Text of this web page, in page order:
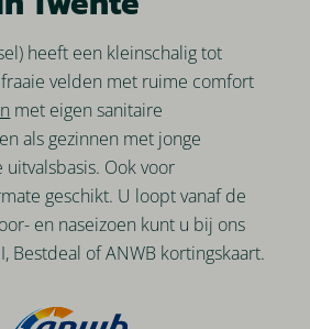
heeft een kleinschalig tot
velden met ruime comfort
met eigen sanitaire
als gezinnen met jonge
Ook voor
geschikt. U loopt vanaf de
en naseizoen kunt u bij ons
Bestdeal of ANWB kortingskaart.